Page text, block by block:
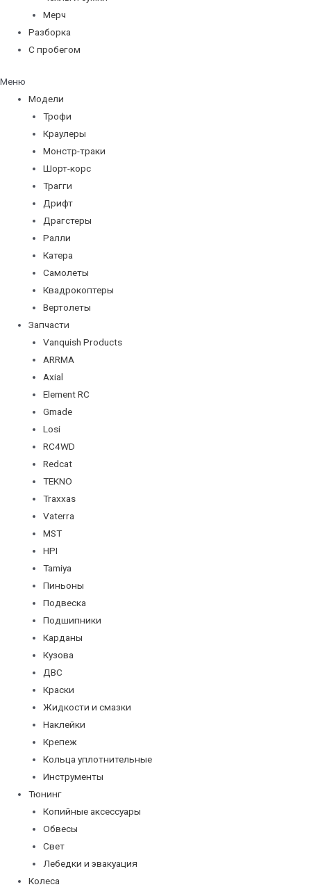
Мерч
Разборка
С пробегом
Меню
Модели
Трофи
Краулеры
Монстр-траки
Шорт-корс
Трагги
Дрифт
Драгстеры
Ралли
Катера
Самолеты
Квадрокоптеры
Вертолеты
Запчасти
Vanquish Products
ARRMA
Axial
Element RC
Gmade
Losi
RC4WD
Redcat
TEKNO
Traxxas
Vaterra
MST
HPI
Tamiya
Пиньоны
Подвеска
Подшипники
Карданы
Кузова
ДВС
Краски
Жидкости и смазки
Наклейки
Крепеж
Кольца уплотнительные
Инструменты
Тюнинг
Копийные аксессуары
Обвесы
Свет
Лебедки и эвакуация
Колеса